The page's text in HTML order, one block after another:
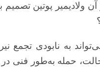
ولادیمیر پوتین
به نابودی تجمع
حمله به‌طور فنی